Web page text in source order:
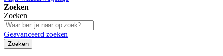
Zoeken
Zoeken
Geavanceerd zoeken
Zoeken